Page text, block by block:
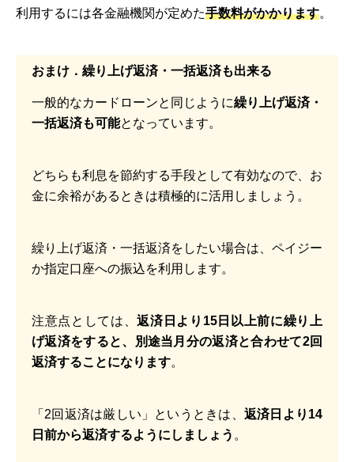
利用するには各金融機関が定めた手数料がかかります。
おまけ．繰り上げ返済・一括返済も出来る
一般的なカードローンと同じように繰り上げ返済・
一括返済も可能となっています。
どちらも利息を節約する手段として有効なので、お
金に余裕があるときは積極的に活用しましょう。
繰り上げ返済・一括返済をしたい場合は、ペイジー
か指定口座への振込を利用します。
注意点としては、返済日より15日以上前に繰り上
げ返済をすると、別途当月分の返済と合わせて2回
返済することになります。
「2回返済は厳しい」というときは、 返済日より14
日前から返済するようにしましょう 。